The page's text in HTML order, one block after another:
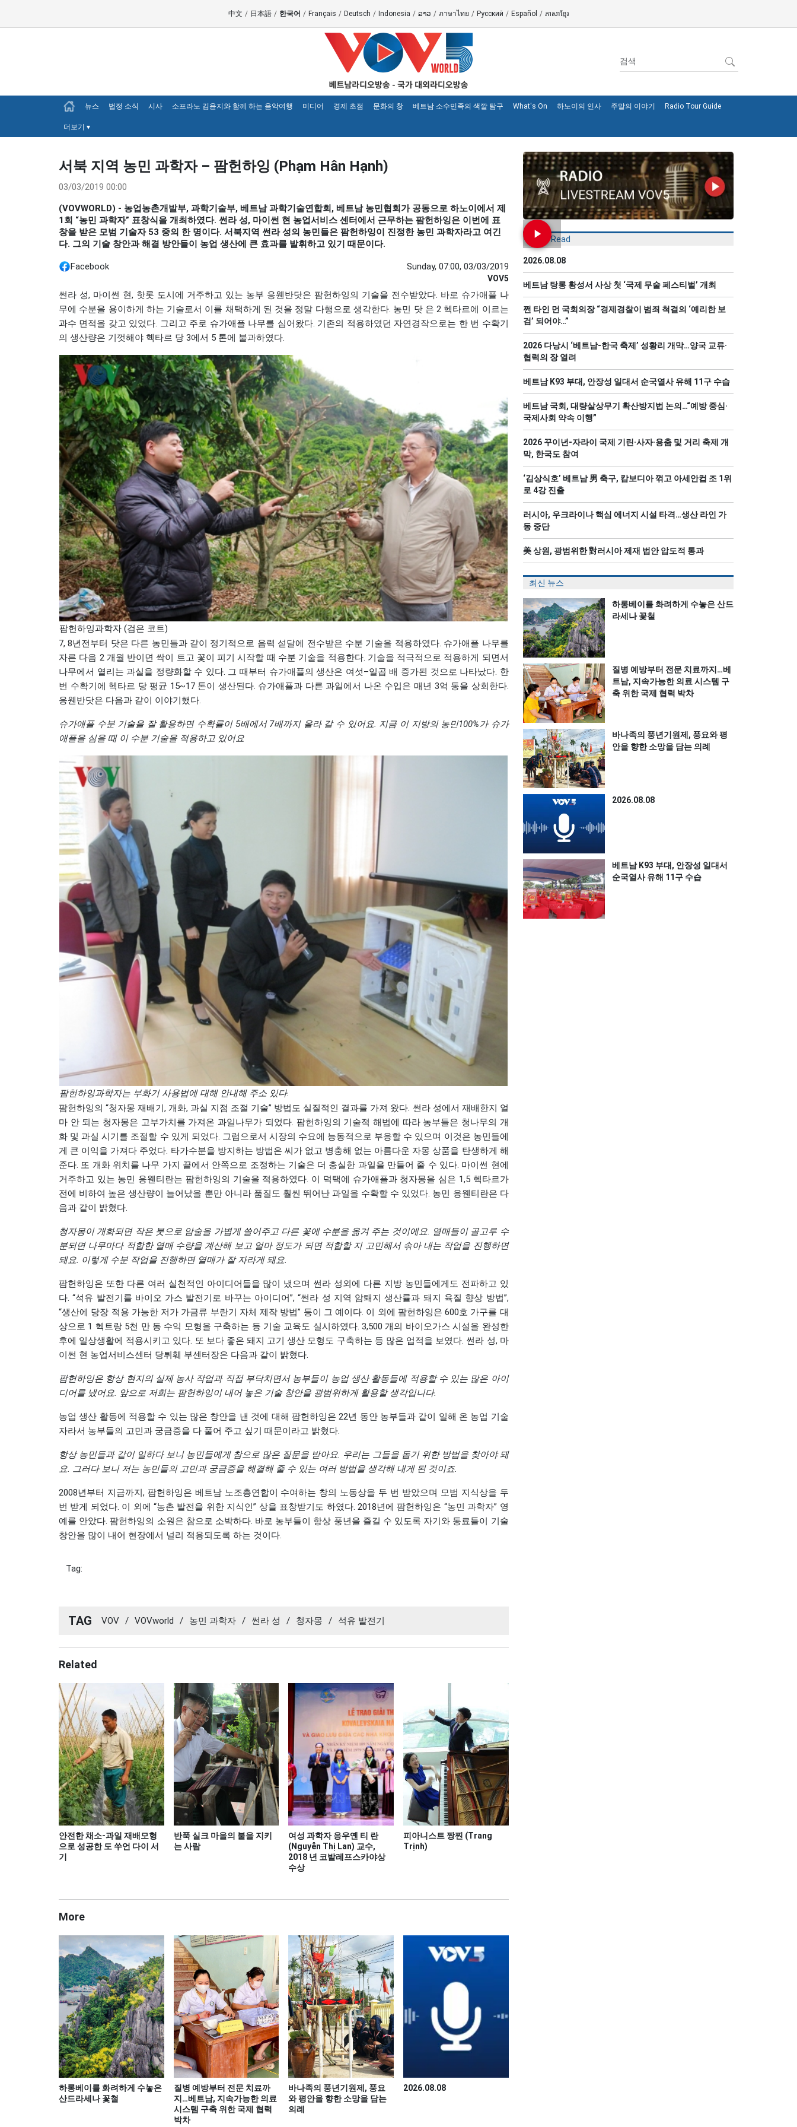
中文 / 日本語 / 한국어 / Français / Deutsch / Indonesia / ລາວ / ภาษาไทย / Русский / Español / ភាសាខ្មែរ
뉴스 법정 소식 시사 소프라노 김윤지와 함께 하는 음악여행 미디어 경제 초점 문화의 창 베트남 소수민족의 색깔 탐구 What's On 하노이의 인사 주말의 이야기 Radio Tour Guide
더보기 ▾
서북 지역 농민 과학자 – 팜헌하잉 (Phạm Hân Hạnh)
03/03/2019 00:00
(VOVWORLD) - 농업농촌개발부, 과학기술부, 베트남 과학기술연합회, 베트남 농민협회가 공동으로 하노이에서 제
1회 “농민 과학자” 표창식을 개최하였다. 썬라 성, 마이썬 현 농업서비스 센터에서 근무하는 팜헌하잉은 이번에 표
창을 받은 모범 기술자 53 중의 한 명이다. 서북지역 썬라 성의 농민들은 팜헌하잉이 진정한 농민 과학자라고 여긴
다. 그의 기술 창안과 해결 방안들이 농업 생산에 큰 효과를 발휘하고 있기 때문이다.
Facebook Sunday, 07:00, 03/03/2019
VOV5
썬라 성, 마이썬 현, 핫롯 도시에 거주하고 있는 농부 응웬반닷은 팜헌하잉의 기술을 전수받았다. 바로 슈가애플 나
무에 수분을 용이하게 하는 기술로서 이를 채택하게 된 것을 정말 다행으로 생각한다. 농민 닷 은 2 헥타르에 이르는
과수 면적을 갖고 있었다. 그리고 주로 슈가애플 나무를 심어왔다. 기존의 적용하였던 자연경작으로는 한 번 수확기
의 생산량은 기껏해야 헥타르 당 3에서 5 톤에 불과하였다.
팜헌하잉과학자 (검은 코트)
7, 8년전부터 닷은 다른 농민들과 같이 정기적으로 음력 섣달에 전수받은 수분 기술을 적용하였다. 슈가애플 나무를
자른 다음 2 개월 반이면 싹이 트고 꽃이 피기 시작할 때 수분 기술을 적용한다. 기술을 적극적으로 적용하게 되면서
나무에서 열리는 과실을 정량화할 수 있다. 그 때부터 슈가애플의 생산은 여섯–일곱 배 증가된 것으로 나타났다. 한
번 수확기에 헥타르 당 평균 15~17 톤이 생산된다. 슈가애플과 다른 과일에서 나온 수입은 매년 3억 동을 상회한다.
응웬반닷은 다음과 같이 이야기했다.
슈가애플 수분 기술을 잘 활용하면 수확률이 5배에서 7배까지 올라 갈 수 있어요. 지금 이 지방의 농민100%가 슈가
애플을 심을 때 이 수분 기술을 적용하고 있어요
팜헌하잉과학자는 부화기 사용법에 대해 안내해 주소 있다.
팜헌하잉의 “청자몽 재배기, 개화, 과실 지점 조절 기술” 방법도 실질적인 결과를 가져 왔다. 썬라 성에서 재배한지 얼
마 안 되는 청자몽은 고부가치를 가져온 과일나무가 되었다. 팜헌하잉의 기술적 해법에 따라 농부들은 청나무의 개
화 및 과실 시기를 조절할 수 있게 되었다. 그럼으로서 시장의 수요에 능동적으로 부응할 수 있으며 이것은 농민들에
게 큰 이익을 가져다 주었다. 타가수분을 방지하는 방법은 씨가 없고 병충해 없는 아름다운 자몽 상품을 탄생하게 해
준다. 또 개화 위치를 나무 가지 끝에서 안쪽으로 조정하는 기술은 더 충실한 과일을 만들어 줄 수 있다. 마이썬 현에
거주하고 있는 농민 응웬티란는 팜헌하잉의 기술을 적용하였다. 이 덕택에 슈가애플과 청자몽을 심은 1,5 헥타르가
전에 비하여 높은 생산량이 늘어났을 뿐만 아니라 품질도 훨씬 뛰어난 과일을 수확할 수 있었다. 농민 응웬티란은 다
음과 같이 밝혔다.
청자몽이 개화되면 작은 붓으로 암술을 가볍게 쓸어주고 다른 꽃에 수분을 옮겨 주는 것이에요. 열매들이 골고루 수
분되면 나무마다 적합한 열매 수량을 계산해 보고 얼마 정도가 되면 적합할 지 고민해서 솎아 내는 작업을 진행하면
돼요. 이렇게 수분 작업을 진행하면 열매가 잘 자라게 돼요.
팜헌하잉은 또한 다른 여러 실천적인 아이디어들을 많이 냈으며 썬라 성외에 다른 지방 농민들에게도 전파하고 있
다. “석유 발전기를 바이오 가스 발전기로 바꾸는 아이디어”, “썬라 성 지역 암퇘지 생산률과 돼지 육질 향상 방법”,
“생산에 당장 적용 가능한 저가 가금류 부란기 자체 제작 방법” 등이 그 예이다. 이 외에 팜헌하잉은 600호 가구를 대
상으로 1 헥트랑 5천 만 동 수익 모형을 구축하는 등 기술 교육도 실시하였다. 3,500 개의 바이오가스 시설을 완성한
후에 일상생활에 적용시키고 있다. 또 보다 좋은 돼지 고기 생산 모형도 구축하는 등 많은 업적을 보였다. 썬라 성, 마
이썬 현 농업서비스센터 당튀훼 부센터장은 다음과 같이 밝혔다.
팜헌하잉은 항상 현지의 실제 농사 작업과 직접 부닥치면서 농부들이 농업 생산 활동들에 적용할 수 있는 많은 아이
디어를 냈어요. 앞으로 저희는 팜헌하잉이 내어 놓은 기술 창안을 광범위하게 활용할 생각입니다.
농업 생산 활동에 적용할 수 있는 많은 창안을 낸 것에 대해 팜헌하잉은 22년 동안 농부들과 같이 일해 온 농업 기술
자라서 농부들의 고민과 궁금증을 다 풀어 주고 싶기 때문이라고 밝혔다.
항상 농민들과 같이 일하다 보니 농민들에게 참으로 많은 질문을 받아요. 우리는 그들을 돕기 위한 방법을 찾아야 돼
요. 그러다 보니 저는 농민들의 고민과 궁금증을 해결해 줄 수 있는 여러 방법을 생각해 내게 된 것이죠.
2008년부터 지금까지, 팜헌하잉은 베트남 노조총연합이 수여하는 창의 노동상을 두 번 받았으며 모범 지식상을 두
번 받게 되었다. 이 외에 “농촌 발전을 위한 지식인” 상을 표창받기도 하였다. 2018년에 팜헌하잉은 “농민 과학자” 영
예를 안았다. 팜헌하잉의 소원은 참으로 소박하다. 바로 농부들이 항상 풍년을 즐길 수 있도록 자기와 동료들이 기술
창안을 많이 내어 현장에서 널리 적용되도록 하는 것이다.
Tag:
TAG VOV / VOVworld / 농민 과학자 / 썬라 성 / 청자몽 / 석유 발전기
Related
안전한 채소-과일 재배모형
으로 성공한 도 쑤언 다이 서
기
반푹 실크 마을의 불을 지키
는 사람
여성 과학자 응우옌 티 란
(Nguyễn Thị Lan) 교수,
2018 년 코발레프스카야상
수상
피아니스트 짱찐 (Trang
Trịnh)
More
하롱베이를 화려하게 수놓은
산드라세나 꽃철
질병 예방부터 전문 치료까
지…베트남, 지속가능한 의료
시스템 구축 위한 국제 협력
박차
바나족의 풍년기원제, 풍요
와 평안을 향한 소망을 담는
의례
2026.08.08
Most Read
2026.08.08
베트남 탕롱 황성서 사상 첫 ‘국제 무술 페스티벌’ 개최
쩐 타인 먼 국회의장 “경제경찰이 범죄 척결의 ‘예리한 보
검’ 되어야…”
2026 다낭시 ‘베트남-한국 축제’ 성황리 개막…양국 교류·
협력의 장 열려
베트남 K93 부대, 안장성 일대서 순국열사 유해 11구 수습
베트남 국회, 대량살상무기 확산방지법 논의…“예방 중심·
국제사회 약속 이행”
2026 꾸이년-자라이 국제 기린·사자·용춤 및 거리 축제 개
막, 한국도 참여
‘김상식호’ 베트남 男 축구, 캄보디아 꺾고 아세안컵 조 1위
로 4강 진출
러시아, 우크라이나 핵심 에너지 시설 타격…생산 라인 가
동 중단
美 상원, 광범위한 對러시아 제재 법안 압도적 통과
최신 뉴스
하롱베이를 화려하게 수놓은 산드
라세나 꽃철
질병 예방부터 전문 치료까지…베
트남, 지속가능한 의료 시스템 구
축 위한 국제 협력 박차
바나족의 풍년기원제, 풍요와 평
안을 향한 소망을 담는 의례
2026.08.08
베트남 K93 부대, 안장성 일대서
순국열사 유해 11구 수습